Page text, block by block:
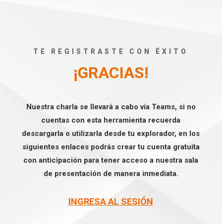
TE REGISTRASTE CON ÉXITO
¡GRACIAS!
Nuestra charla se llevará a cabo vía Teams, si no
cuentas con esta herramienta recuerda
descargarla o utilizarla desde tu explorador, en los
siguientes enlaces podrás crear tu cuenta gratuita
con anticipación para tener acceso a nuestra sala
de presentación de manera inmediata.
INGRESA AL SESIÓN